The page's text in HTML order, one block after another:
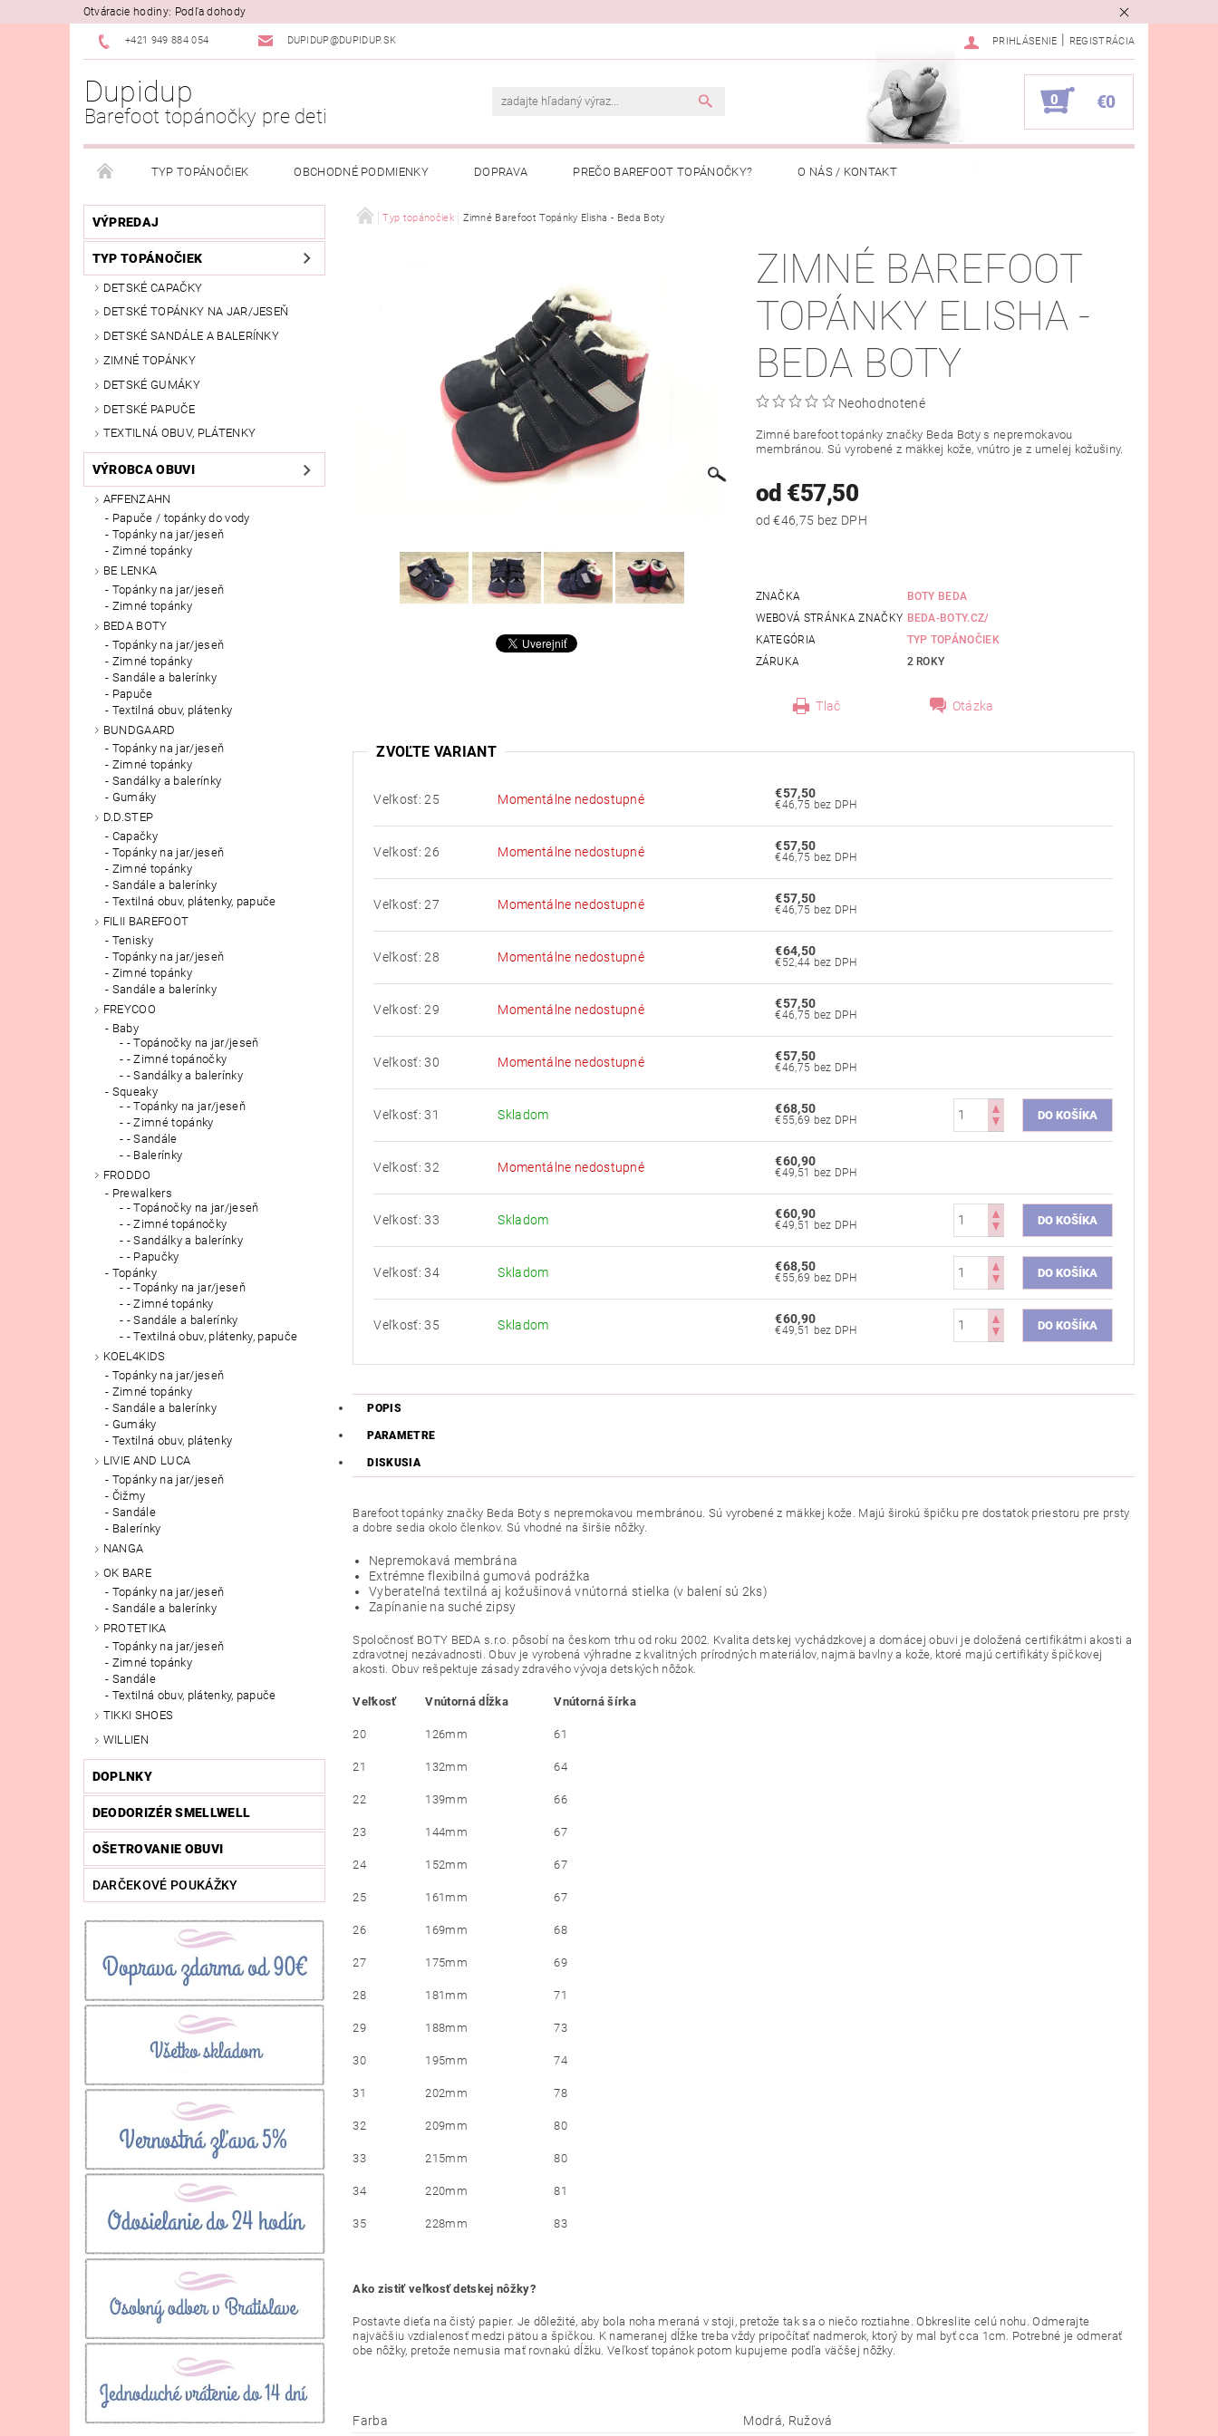
Otváracie hodiny: Podľa dohody
+421 949 884 054 DUPIDUP@DUPIDUP.SK PRIHLÁSENIE REGISTRÁCIA
Dupidup
Barefoot topánočky pre deti
0 €0
TYP TOPÁNOČIEK OBCHODNÉ PODMIENKY DOPRAVA PREČO BAREFOOT TOPÁNOČKY? O NÁS / KONTAKT
PODMIENKY OSOBNÝCH ÚDAJOV REKLAMAČNÝ PORIADOK PREČO NAKUPOVAŤ U NÁS?
VÝPREDAJ
TYP TOPÁNOČIEK
DETSKÉ CAPAČKY
DETSKÉ TOPÁNKY NA JAR/JESEŇ
DETSKÉ SANDÁLE A BALERÍNKY
ZIMNÉ TOPÁNKY
DETSKÉ GUMÁKY
DETSKÉ PAPUČE
TEXTILNÁ OBUV, PLÁTENKY
VÝROBCA OBUVI
AFFENZAHN
Papuče / topánky do vody
Topánky na jar/jeseň
Zimné topánky
BE LENKA
Topánky na jar/jeseň
Zimné topánky
BEDA BOTY
Topánky na jar/jeseň
Zimné topánky
Sandále a balerínky
Papuče
Textilná obuv, plátenky
BUNDGAARD
Topánky na jar/jeseň
Zimné topánky
Sandálky a balerínky
Gumáky
D.D.STEP
Capačky
Topánky na jar/jeseň
Zimné topánky
Sandále a balerínky
Textilná obuv, plátenky, papuče
FILII BAREFOOT
Tenisky
Topánky na jar/jeseň
Zimné topánky
Sandále a balerínky
FREYCOO
Baby
- Topánočky na jar/jeseň
- Zimné topánočky
- Sandálky a balerínky
Squeaky
- Topánky na jar/jeseň
- Zimné topánky
- Sandále
- Balerínky
FRODDO
Prewalkers
- Topánočky na jar/jeseň
- Zimné topánočky
- Sandálky a balerínky
- Papučky
Topánky
- Topánky na jar/jeseň
- Zimné topánky
- Sandále a balerínky
- Textilná obuv, plátenky, papuče
KOEL4KIDS
Topánky na jar/jeseň
Zimné topánky
Sandále a balerínky
Gumáky
Textilná obuv, plátenky
LIVIE AND LUCA
Topánky na jar/jeseň
Čižmy
Sandále
Balerínky
NANGA
OK BARE
Topánky na jar/jeseň
Sandále a balerínky
PROTETIKA
Topánky na jar/jeseň
Zimné topánky
Sandále
Textilná obuv, plátenky, papuče
TIKKI SHOES
WILLIEN
DOPLNKY
DEODORIZÉR SMELLWELL
OŠETROVANIE OBUVI
DARČEKOVÉ POUKÁŽKY
Typ topánočiek Zimné Barefoot Topánky Elisha - Beda Boty
ZIMNÉ BAREFOOT
TOPÁNKY ELISHA -
BEDA BOTY
Neohodnotené
Zimné barefoot topánky značky Beda Boty s nepremokavou
membránou. Sú vyrobené z mäkkej kože, vnútro je z umelej kožušiny.
od €57,50
od €46,75 bez DPH
ZNAČKA
BOTY BEDA
WEBOVÁ STRÁNKA ZNAČKY BEDA-BOTY.CZ/
KATEGÓRIA
TYP TOPÁNOČIEK
ZÁRUKA
2 ROKY
Tlač Otázka
ZVOĽTE VARIANT
Veľkosť: 25 Momentálne nedostupné €57,50
€46,75 bez DPH
Veľkosť: 26 Momentálne nedostupné €57,50
€46,75 bez DPH
Veľkosť: 27 Momentálne nedostupné €57,50
€46,75 bez DPH
Veľkosť: 28 Momentálne nedostupné €64,50
€52,44 bez DPH
Veľkosť: 29 Momentálne nedostupné €57,50
€46,75 bez DPH
Veľkosť: 30 Momentálne nedostupné €57,50
€46,75 bez DPH
Veľkosť: 31 Skladom €68,50
€55,69 bez DPH
Veľkosť: 32 Momentálne nedostupné €60,90
€49,51 bez DPH
Veľkosť: 33 Skladom €60,90
€49,51 bez DPH
Veľkosť: 34 Skladom €68,50
€55,69 bez DPH
Veľkosť: 35 Skladom €60,90
€49,51 bez DPH
POPIS
PARAMETRE
DISKUSIA
Barefoot topánky značky Beda Boty s nepremokavou membránou. Sú vyrobené z mäkkej kože. Majú širokú špičku pre dostatok priestoru pre prsty
a dobre sedia okolo členkov. Sú vhodné na širšie nôžky.
Nepremokavá membrána
Extrémne flexibilná gumová podrážka
Vyberateľná textilná aj kožušinová vnútorná stielka (v balení sú 2ks)
Zapínanie na suché zipsy
Spoločnosť BOTY BEDA s.r.o. pôsobí na českom trhu od roku 2002. Kvalita detskej vychádzkovej a domácej obuvi je doložená certifikátmi akosti a
zdravotnej nezávadnosti. Obuv je vyrobená výhradne z kvalitných prírodných materiálov, najmä bavlny a kože, ktoré majú certifikáty špičkovej
akosti. Obuv rešpektuje zásady zdravého vývoja detských nôžok.
Veľkosť Vnútorná dĺžka Vnútorná šírka
20 126mm 61
21 132mm 64
22 139mm 66
23 144mm 67
24 152mm 67
25 161mm 67
26 169mm 68
27 175mm 69
28 181mm 71
29 188mm 73
30 195mm 74
31 202mm 78
32 209mm 80
33 215mm 80
34 220mm 81
35 228mm 83
Ako zistiť veľkosť detskej nôžky?
Postavte dieťa na čistý papier. Je dôležité, aby bola noha meraná v stoji, pretože tak sa o niečo roztiahne. Obkreslite celú nohu. Odmerajte
najväčšiu vzdialenosť medzi pätou a špičkou. K nameranej dĺžke treba vždy pripočítať nadmerok, ktorý by mal byť cca 1cm. Potrebné je odmerať
obe nôžky, pretože nemusia mať rovnakú dĺžku. Veľkosť topánok potom kupujeme podľa väčšej nôžky.
Farba Modrá, Ružová